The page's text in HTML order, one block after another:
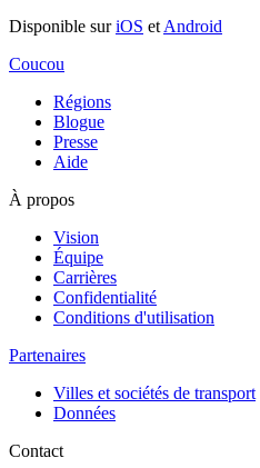
Disponible suriOS et Android
Coucou
Régions
Blogue
Presse
Aide
À propos
Vision
Équipe
Carrières
Confidentialité
Conditions d'utilisation
Partenaires
Villes et sociétés de transport
Données
Contact